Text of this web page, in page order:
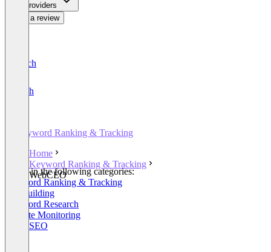
For Providers
Write a review
Deutsch
English
Keyword Ranking & Tracking
Home
Keyword Ranking & Tracking
WebCEO
Listed in the following categories:
Keyword Ranking & Tracking
Linkbuilding
Keyword Research
Website Monitoring
Local SEO